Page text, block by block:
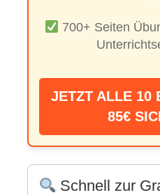
700+ Seiten
JETZT ALLE 10
85€
Schnell zur